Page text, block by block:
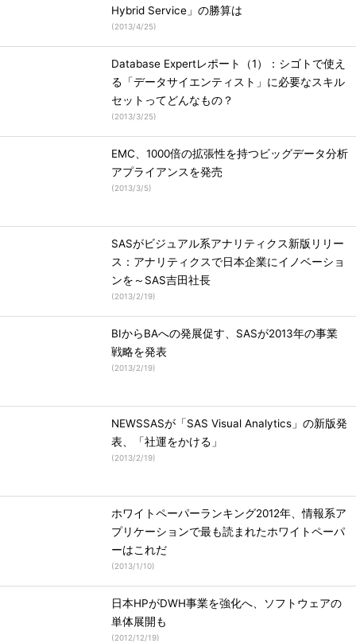
Hybrid Service」の勝算は
(2013/4/25)
Database Expertレポート（1）：シゴトで使え
る「データサイエンティスト」に必要なスキル
セットってどんなもの？
(2013/3/25)
EMC、1000倍の拡張性を持つビッグデータ分析
アプライアンスを発売
(2013/3/5)
SASがビジュアル系アナリティクス新版リリー
ス：アナリティクスで日本企業にイノベーショ
ンを～SAS吉田社長
(2013/2/19)
BIからBAへの発展促す、SASが2013年の事業
戦略を発表
(2013/2/19)
NEWSSASが「SAS Visual Analytics」の新版発
表、「社運をかける」
(2013/2/19)
ホワイトペーパーランキング2012年、情報系ア
プリケーションで最も読まれたホワイトペーパ
ーはこれだ
(2013/1/10)
日本HPがDWH事業を強化へ、ソフトウェアの
単体展開も
(2012/12/19)